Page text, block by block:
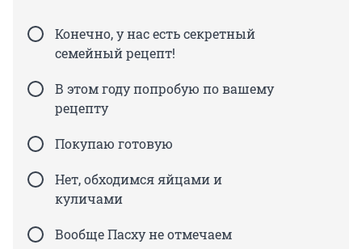
Конечно, у нас есть секретный
семейный рецепт!
В этом году попробую по вашему
рецепту
Покупаю готовую
Нет, обходимся яйцами и
куличами
Вообще Пасху не отмечаем